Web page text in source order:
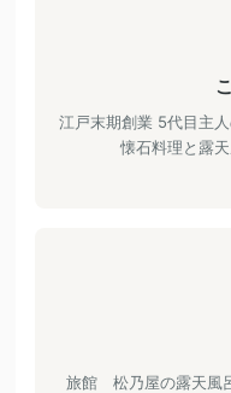
江戸末期創業 5代目主
懐石料理と露
旅館 松乃屋の露天風